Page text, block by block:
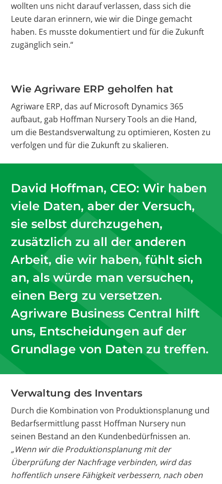
wollten uns nicht darauf verlassen, dass sich die
Leute daran erinnern, wie wir die Dinge gemacht
haben. Es musste dokumentiert und für die Zukunft
zugänglich sein.“
Wie Agriware ERP geholfen hat
Agriware ERP, das auf Microsoft Dynamics 365
aufbaut, gab Hoffman Nursery Tools an die Hand,
um die Bestandsverwaltung zu optimieren, Kosten zu
verfolgen und für die Zukunft zu skalieren.
David Hoffman, CEO: Wir haben
viele Daten, aber der Versuch,
sie selbst durchzugehen,
zusätzlich zu all der anderen
Arbeit, die wir haben, fühlt sich
an, als würde man versuchen,
einen Berg zu versetzen.
Agriware Business Central hilft
uns, Entscheidungen auf der
Grundlage von Daten zu treffen.
Verwaltung des Inventars
Durch die Kombination von Produktionsplanung und
Bedarfsermittlung passt Hoffman Nursery nun
seinen Bestand an den Kundenbedürfnissen an.
„Wenn wir die Produktionsplanung mit der
Überprüfung der Nachfrage verbinden, wird das
hoffentlich unsere Fähigkeit verbessern, nach oben